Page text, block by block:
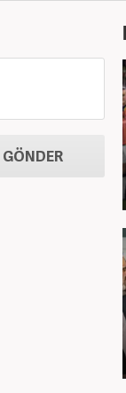
GÖNDER